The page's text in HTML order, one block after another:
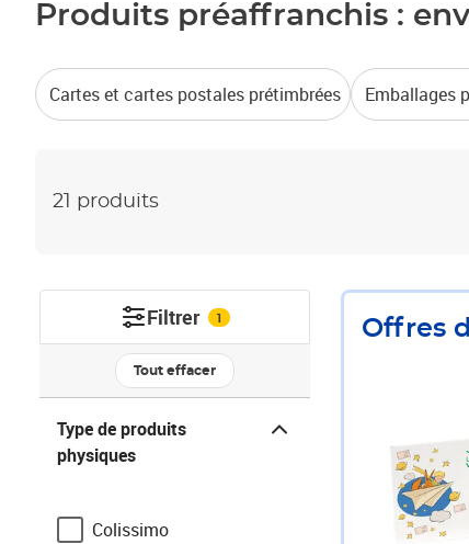
Produits préaffranchis :
Cartes et cartes postales prétimbrées Emballages
21 produits
Filtrer 1
Tout effacer
Type de produits
physiques
Colissimo
Offres